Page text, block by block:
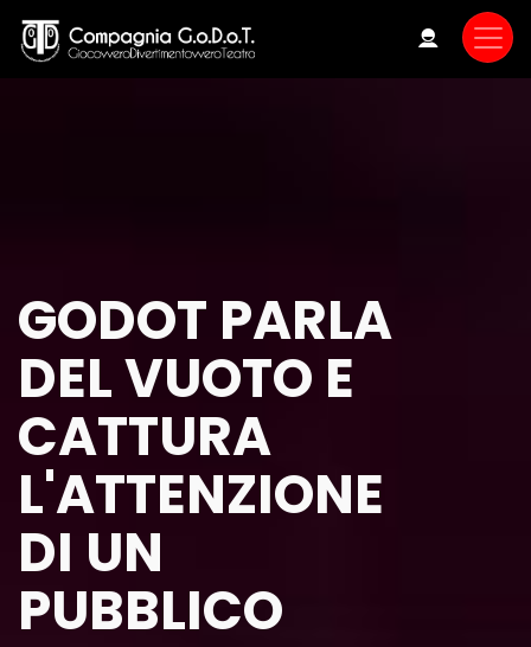
main
GODOT PARLA
DEL VUOTO E
CATTURA
L'ATTENZIONE
DI UN
PUBBLICO